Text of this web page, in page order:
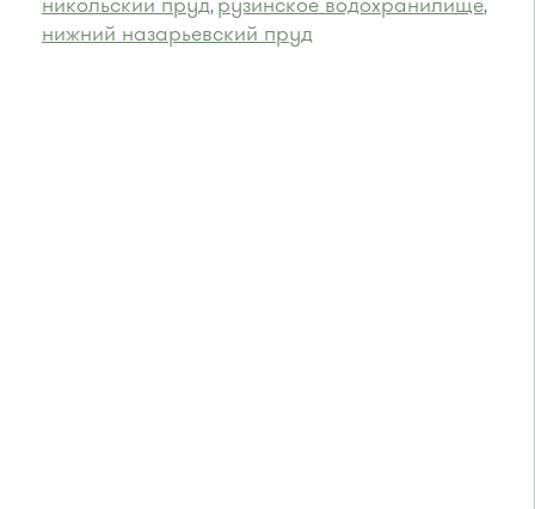
, ,
нижний назарьевский пруд